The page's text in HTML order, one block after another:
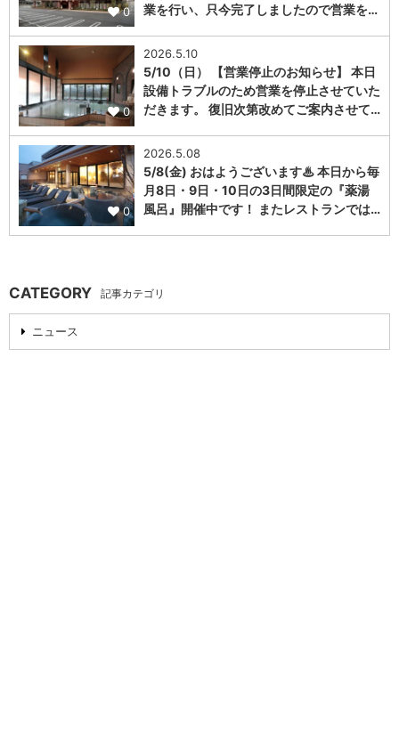
0
業を行い、只今完了しましたので営業を…
0
2026.5.10
5/10（日） 【営業停止のお知らせ】 本日
設備トラブルのため営業を停止させていた
だきます。 復旧次第改めてご案内させて…
0
2026.5.08
5/8(金) おはようございます♨ 本日から毎
月8日・9日・10日の3日間限定の『薬湯
風呂』開催中です！ またレストランでは…
CATEGORY 記事カテゴリ
ニュース